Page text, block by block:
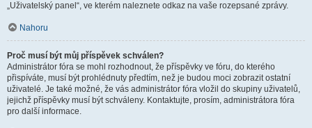
„Uživatelský panel“, ve kterém naleznete odkaz na vaše rozepsané zprávy.
Nahoru
Proč musí být můj příspěvek schválen?
Administrátor fóra se mohl rozhodnout, že příspěvky ve fóru, do kterého
přispíváte, musí být prohlédnuty předtím, než je budou moci zobrazit ostatní
uživatelé. Je také možné, že vás administrátor fóra vložil do skupiny uživatelů,
jejichž příspěvky musí být schváleny. Kontaktujte, prosím, administrátora fóra
pro další informace.